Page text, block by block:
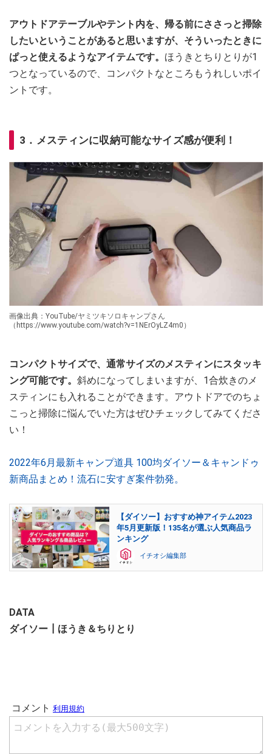
アウトドアテーブルやテント内を、帰る前にささっと掃除
したいということがあると思いますが、そういったときに
ぱっと使えるようなアイテムです。 ほうきとちりとりが1
つとなっているので、コンパクトなところもうれしいポイ
ントです。
3．メスティンに収納可能なサイズ感が便利！
画像出典：YouTube/ヤミツキソロキャンプさん
（https://www.youtube.com/watch?v=1NErOyLZ4m0）
コンパクトサイズで、通常サイズのメスティンにスタッキ
ング可能です。 斜めになってしまいますが、1合炊きのメ
スティンにも入れることができます。アウトドアでのちょ
こっと掃除に悩んでいた方はぜひチェックしてみてくださ
い！
2022年6月最新キャンプ道具 100均ダイソー＆キャンドゥ
新商品まとめ！流石に安すぎ案件勃発。
【ダイソー】おすすめ神アイテム2023
年5月更新版！135名が選ぶ人気商品ラ
ンキング
イチオシ編集部
DATA
ダイソー┃ほうき＆ちりとり